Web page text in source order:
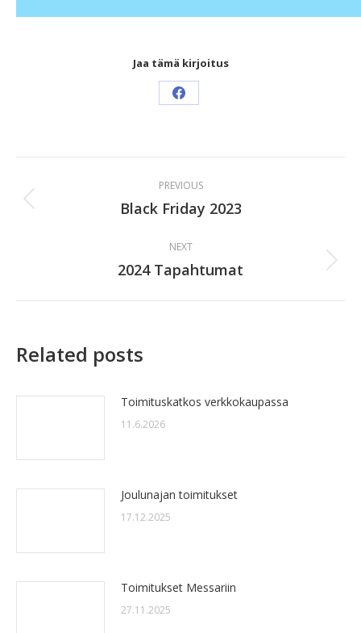
Jaa tämä kirjoitus
Share
Facebook
navigation
PREVIOUS
Previous
Black Friday 2023
NEXT
Next
2024 Tapahtumat
Related posts
Toimituskatkos verkkokaupassa
11.6.2026
Joulunajan toimitukset
17.12.2025
Toimitukset Messariin
27.11.2025